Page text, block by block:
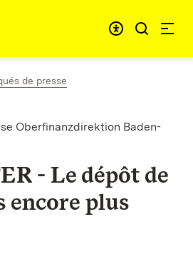
de presse
Oberfinanzdirektion Baden-
- Le dépôt de
plus